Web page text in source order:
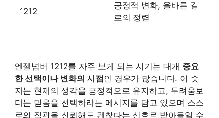
1212
긍정적 변화, 올바른 길
로의 정렬
엔젤넘버 1212를 자주 보게 되는 시기는 대개 중요
한 선택이나 변화의 시점 인 경우가 많습니다. 이 숫
자는 현재의 생각을 긍정적으로 유지하고, 두려움보
다는 믿음을 선택하라는 메시지를 담고 있으며 스스
로의 직관을 신뢰해도 괜찮다는 신호로 받아들일 수